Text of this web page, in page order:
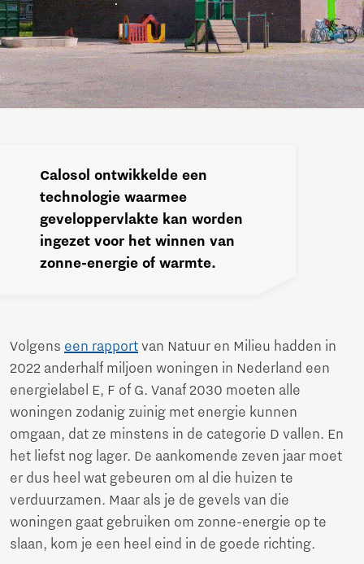
Calosol ontwikkelde een
technologie waarmee
geveloppervlakte kan worden
ingezet voor het winnen van
zonne-energie of warmte.
Volgens een rapport van Natuur en Milieu hadden in
2022 anderhalf miljoen woningen in Nederland een
energielabel E, F of G. Vanaf 2030 moeten alle
woningen zodanig zuinig met energie kunnen
omgaan, dat ze minstens in de categorie D vallen. En
het liefst nog lager. De aankomende zeven jaar moet
er dus heel wat gebeuren om al die huizen te
verduurzamen. Maar als je de gevels van die
woningen gaat gebruiken om zonne-energie op te
slaan, kom je een heel eind in de goede richting.